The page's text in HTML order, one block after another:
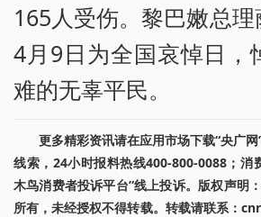
165人受伤。黎巴嫩总理
4月9日为全国哀悼日，
难的无辜平民。
更多精彩资讯请在应用市场下载“央广
线索，24小时报料热线400-800-0088；消
木鸟消费者投诉平台”线上投诉。版权声明
所有，未经授权不得转载。转载请联系：